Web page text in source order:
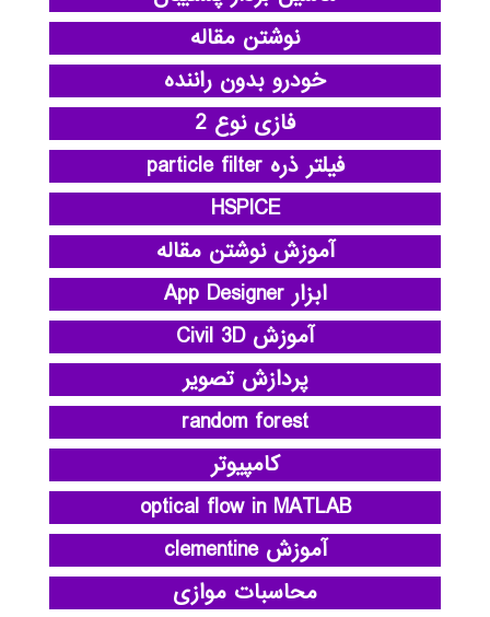
نوشتن مقاله
خودرو بدون راننده
فازی نوع 2
فیلتر ذره particle filter
HSPICE
آموزش نوشتن مقاله
ابزار App Designer
آموزش Civil 3D
پردازش تصویر
random forest
کامپیوتر
optical flow in MATLAB
آموزش clementine
محاسبات موازی